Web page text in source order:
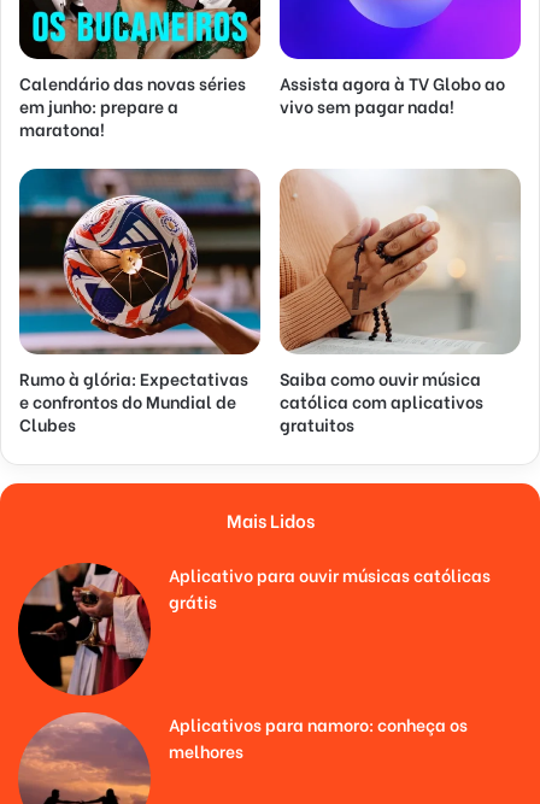
Calendário das novas séries
em junho: prepare a
maratona!
Assista agora à TV Globo ao
vivo sem pagar nada!
Rumo à glória: Expectativas
e confrontos do Mundial de
Clubes
Saiba como ouvir música
católica com aplicativos
gratuitos
Mais Lidos
Aplicativo para ouvir músicas católicas
grátis
Aplicativos para namoro: conheça os
melhores